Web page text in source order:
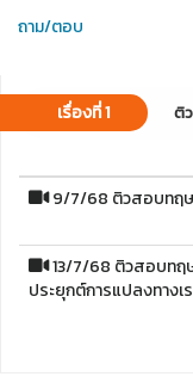
ถาม/ตอบ
เรื่องที่ 1 ติ
9/7/68 ติวสอบทฤษ
13/7/68 ติวสอบทฤ
ประยุกต์การแปลงทาง